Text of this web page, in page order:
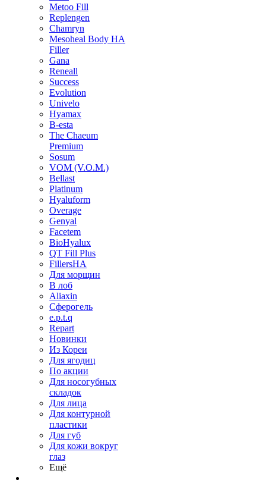
Metoo Fill
Replengen
Chamryn
Mesoheal Body HA
Filler
Gana
Reneall
Success
Evolution
Univelo
Hyamax
B-esta
The Chaeum
Premium
Sosum
VOM (V.O.M.)
Bellast
Platinum
Hyaluform
Overage
Genyal
Facetem
BioHyalux
QT Fill Plus
FillersHA
Для морщин
В лоб
Aliaxin
Сферогель
e.p.t.q
Repart
Новинки
Из Кореи
Для ягодиц
По акции
Для носогубных
складок
Для лица
Для контурной
пластики
Для губ
Для кожи вокруг
глаз
Ещё